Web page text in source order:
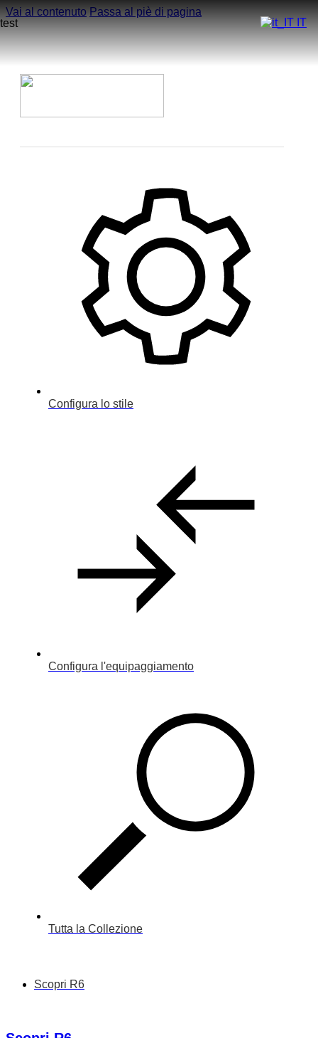
Vai al contenuto Passa al piè di pagina
Configura lo stile
Configura l'equipaggiamento
Tutta la Collezione
Scopri R6
Home
Azienda
Modelli
Configura
Dealer
Contatti
test IT